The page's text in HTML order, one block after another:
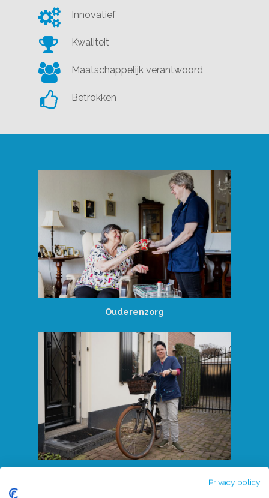
Innovatief
Kwaliteit
Maatschappelijk verantwoord
Betrokken
Ouderenzorg
Home
Over onsPrivacy policy